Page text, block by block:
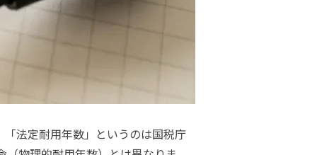
法定耐用年数」というのは国税庁